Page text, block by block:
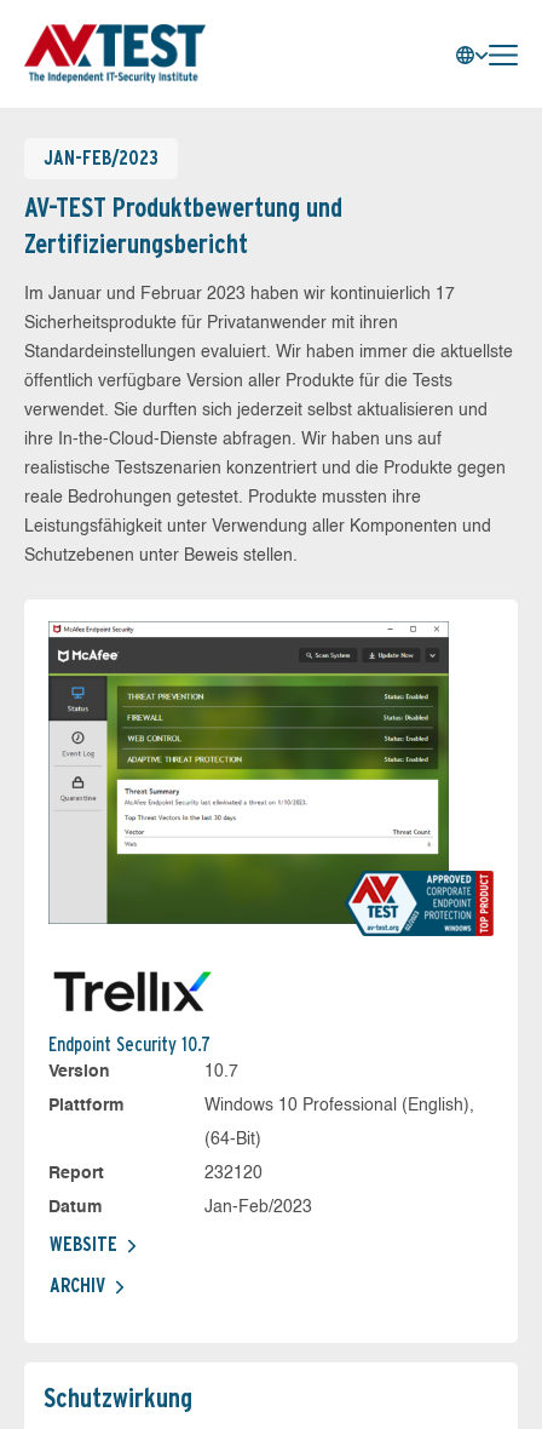
JAN-FEB/2023
AV-TEST Produktbewertung und
Zertifizierungsbericht
Im Januar und Februar 2023 haben wir kontinuierlich 17
Sicherheitsprodukte für Privatanwender mit ihren
Standardeinstellungen evaluiert. Wir haben immer die aktuellste
öffentlich verfügbare Version aller Produkte für die Tests
verwendet. Sie durften sich jederzeit selbst aktualisieren und
ihre In-the-Cloud-Dienste abfragen. Wir haben uns auf
realistische Testszenarien konzentriert und die Produkte gegen
reale Bedrohungen getestet. Produkte mussten ihre
Leistungsfähigkeit unter Verwendung aller Komponenten und
Schutzebenen unter Beweis stellen.
Endpoint Security 10.7
Version
10.7
Plattform
Windows 10 Professional (English),
(64-Bit)
Report
232120
Datum
Jan-Feb/2023
WEBSITE
ARCHIV
Schutz­wirkung